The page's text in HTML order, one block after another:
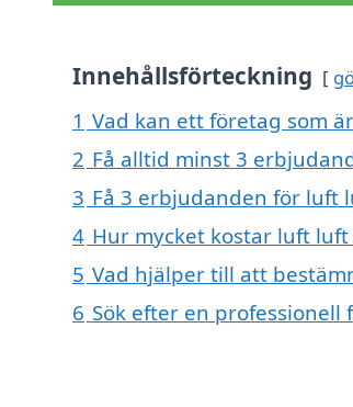
Innehållsförteckning
1 Vad kan ett företag som
2 Få alltid minst 3
3 Få 3 erbjudanden för luft
4 Hur mycket kostar luft
5 Vad hjälper till att
6 Sök efter en